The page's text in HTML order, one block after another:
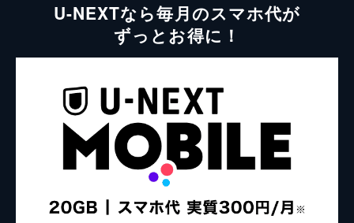
U-NEXTなら毎月のスマホ代が
ずっとお得に！